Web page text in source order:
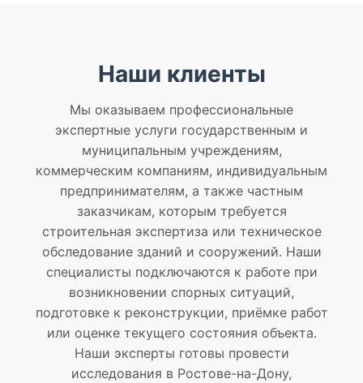
Наши клиенты
Мы оказываем профессиональные
экспертные услуги государственным и
муниципальным учреждениям,
коммерческим компаниям, индивидуальным
предпринимателям, а также частным
заказчикам, которым требуется
строительная экспертиза или техническое
обследование зданий и сооружений. Наши
специалисты подключаются к работе при
возникновении спорных ситуаций,
подготовке к реконструкции, приёмке работ
или оценке текущего состояния объекта.
Наши эксперты готовы провести
исследования в Ростове-на-Дону,